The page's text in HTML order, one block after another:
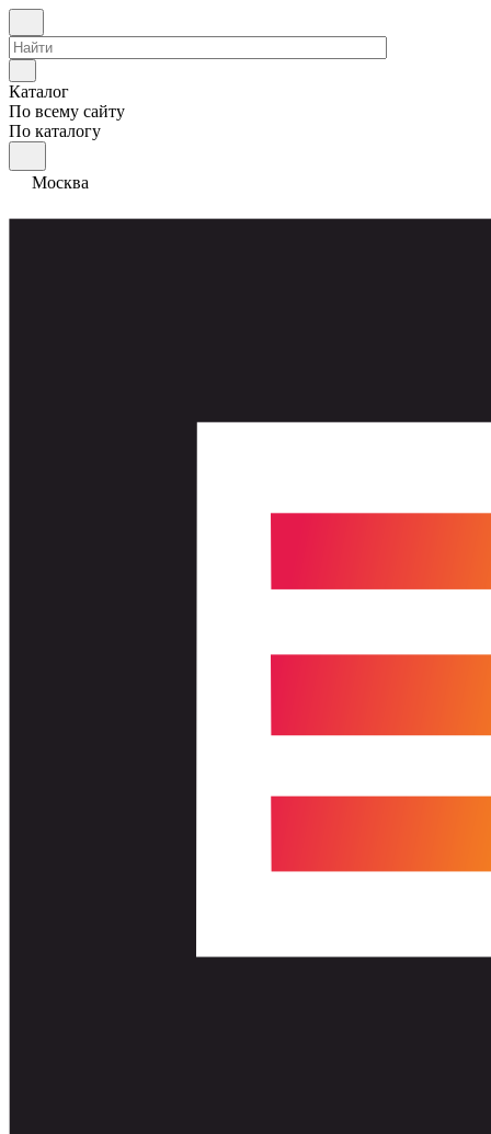
Каталог
По всему сайту
По каталогу
Москва